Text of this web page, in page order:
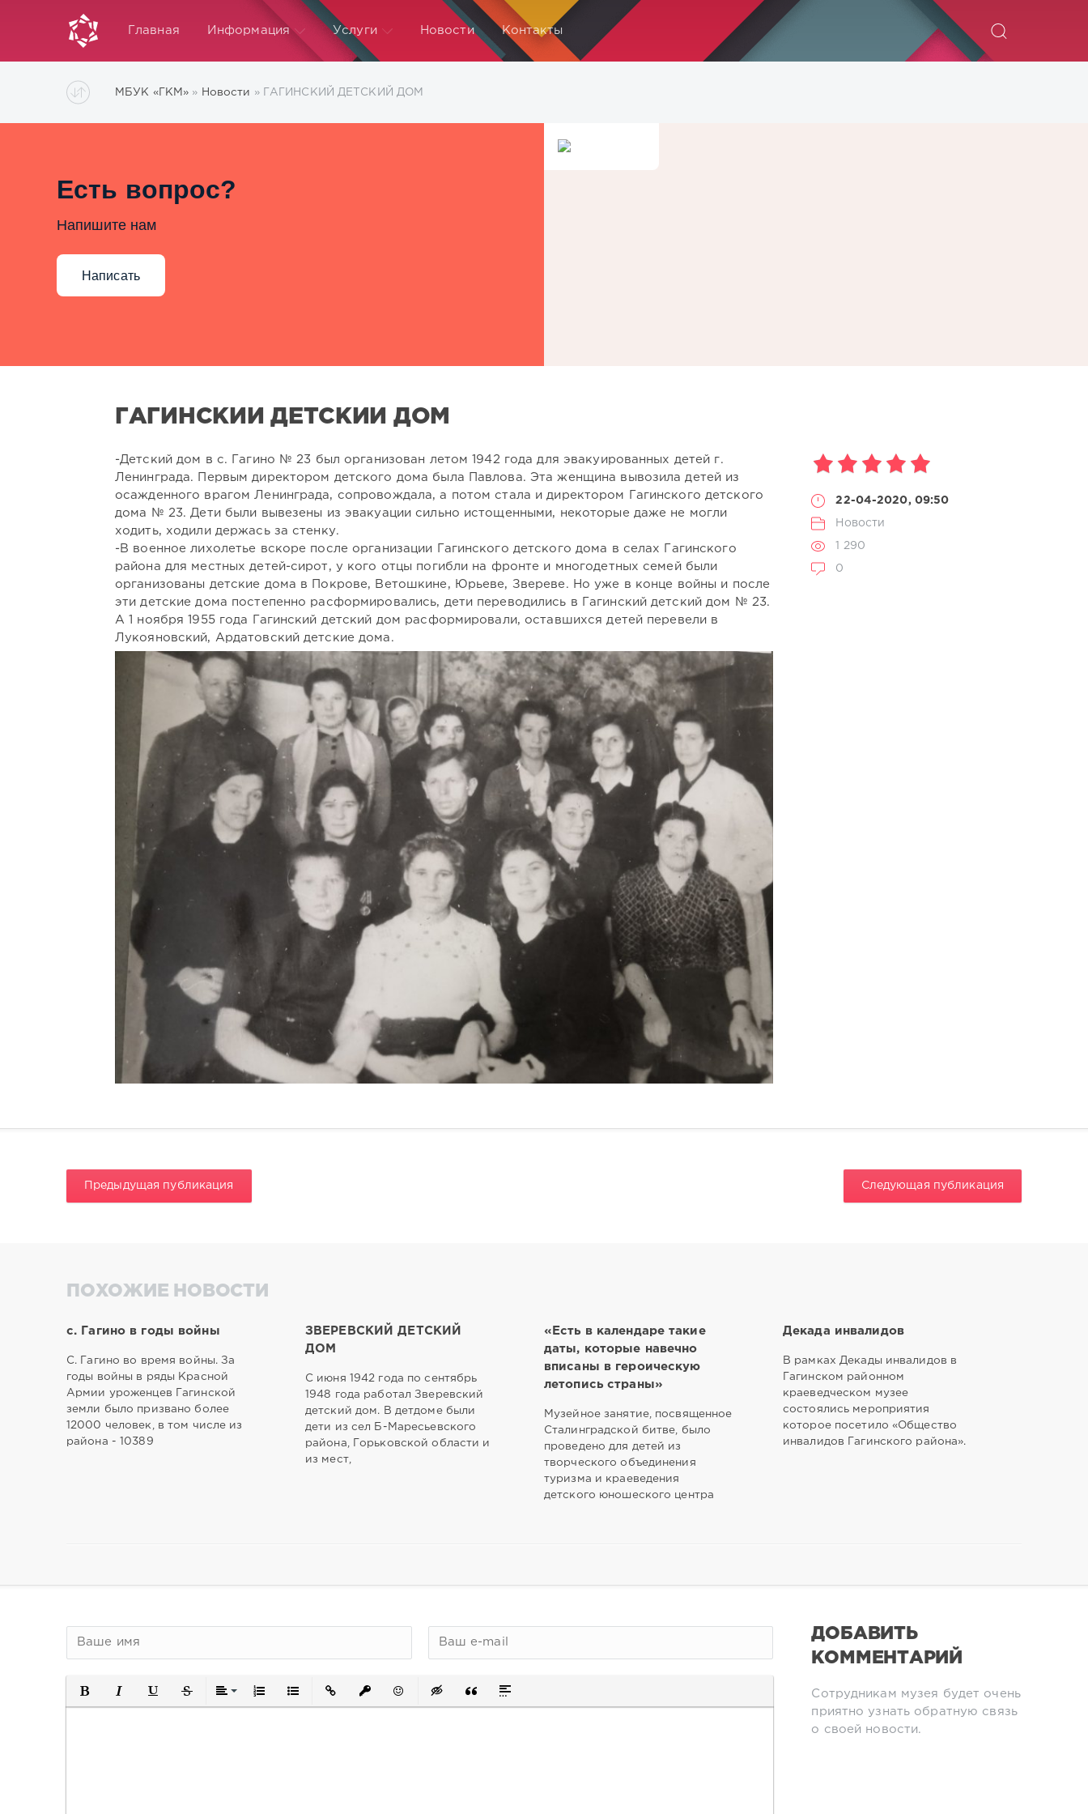
ИСКАТЬ
Главная Информация Услуги Новости Контакты
МБУК «ГКМ» » Новости » ГАГИНСКИЙ ДЕТСКИЙ ДОМ
Есть вопрос?
Напишите нам
Написать
ГАГИНСКИЙ ДЕТСКИЙ ДОМ
22-04-2020, 09:50
Новости
1 290
0
-Детский дом в с. Гагино № 23 был организован летом 1942 года для эвакуированных детей г.
Ленинграда. Первым директором детского дома была Павлова. Эта женщина вывозила детей из
осажденного врагом Ленинграда, сопровождала, а потом стала и директором Гагинского детского
дома № 23. Дети были вывезены из эвакуации сильно истощенными, некоторые даже не могли
ходить, ходили держась за стенку.
-В военное лихолетье вскоре после организации Гагинского детского дома в селах Гагинского
района для местных детей-сирот, у кого отцы погибли на фронте и многодетных семей были
организованы детские дома в Покрове, Ветошкине, Юрьеве, Звереве. Но уже в конце войны и после
эти детские дома постепенно расформировались, дети переводились в Гагинский детский дом № 23.
А 1 ноября 1955 года Гагинский детский дом расформировали, оставшихся детей перевели в
Лукояновский, Ардатовский детские дома.
Предыдущая публикация Следующая публикация
ПОХОЖИЕ НОВОСТИ
с. Гагино в годы войны
С. Гагино во время войны. За
годы войны в ряды Красной
Армии уроженцев Гагинской
земли было призвано более
12000 человек, в том числе из
района - 10389
ЗВЕРЕВСКИЙ ДЕТСКИЙ
ДОМ
С июня 1942 года по сентябрь
1948 года работал Зверевский
детский дом. В детдоме были
дети из сел Б-Маресьевского
района, Горьковской области и
из мест,
«Есть в календаре такие
даты, которые навечно
вписаны в героическую
летопись страны»
Музейное занятие, посвященное
Сталинградской битве, было
проведено для детей из
творческого объединения
туризма и краеведения
детского юношеского центра
Декада инвалидов
В рамках Декады инвалидов в
Гагинском районном
краеведческом музее
состоялись мероприятия
которое посетило «Общество
инвалидов Гагинского района».
ДОБАВИТЬ
КОММЕНТАРИЙ
Сотрудникам музея будет очень
приятно узнать обратную связь
о своей новости.